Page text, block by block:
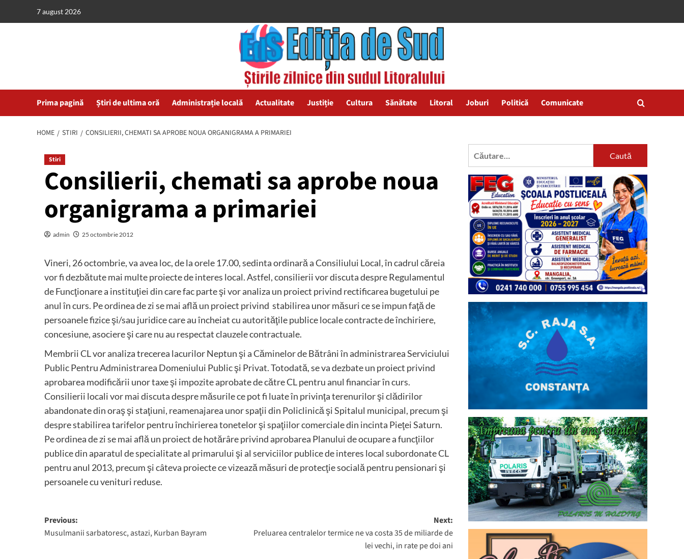
7 august 2026
Prima pagină Știri de ultima oră Administrație locală Actualitate Justiție Cultura Sănătate Litoral Joburi Politică Comunicate
HOME STIRI CONSILIERII, CHEMATI SA APROBE NOUA ORGANIGRAMA A PRIMARIEI
Stiri
Consilierii, chemati sa aprobe noua
organigrama a primariei
admin 25 octombrie 2012
Vineri, 26 octombrie, va avea loc, de la orele 17.00, sedinta ordinară a Consiliului Local, în cadrul căreia
vor fi dezbătute mai multe proiecte de interes local. Astfel, consilierii vor discuta despre Regulamentul
de Funcţionare a instituţiei din care fac parte şi vor analiza un proiect privind rectificarea bugetului pe
anul în curs. Pe ordinea de zi se mai află un proiect privind stabilirea unor măsuri ce se impun faţă de
persoanele fizice şi/sau juridice care au încheiat cu autorităţile publice locale contracte de închiriere,
concesiune, asociere şi care nu au respectat clauzele contractuale.
Membrii CL vor analiza trecerea lacurilor Neptun şi a Căminelor de Bătrâni în administrarea Serviciului
Public Pentru Administrarea Domeniului Public şi Privat. Totodată, se va dezbate un proiect privind
aprobarea modificării unor taxe şi impozite aprobate de către CL pentru anul financiar în curs.
Consilierii locali vor mai discuta despre măsurile ce pot fi luate în privinţa terenurilor şi clădirilor
abandonate din oraş şi staţiuni, reamenajarea unor spaţii din Policlinică şi Spitalul municipal, precum şi
despre stabilirea tarifelor pentru închirierea tonetelor şi spaţiilor comerciale din incinta Pieţei Saturn.
Pe ordinea de zi se mai află un proiect de hotărâre privind aprobarea Planului de ocupare a funcţiilor
publice din aparatul de specialitate al primarului şi al serviciilor publice de interes local subordonate CL
pentru anul 2013, precum şi câteva proiecte ce vizează măsuri de protecţie socială pentru pensionari şi
persoanele cu venituri reduse.
Post
navigation
Previous:
Musulmanii sarbatoresc, astazi, Kurban Bayram
Next:
Preluarea centralelor termice ne va costa 35 de miliarde de
lei vechi, in rate pe doi ani
Caută